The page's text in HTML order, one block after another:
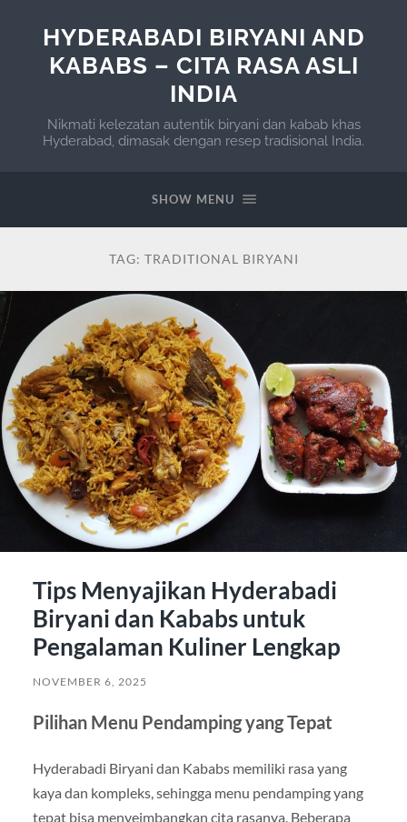
HYDERABADI BIRYANI AND
KABABS – CITA RASA ASLI
INDIA
Nikmati kelezatan autentik biryani dan kabab khas
Hyderabad, dimasak dengan resep tradisional India.
SHOW MENU
TAG: TRADITIONAL BIRYANI
Tips Menyajikan Hyderabadi
Biryani dan Kababs untuk
Pengalaman Kuliner Lengkap
NOVEMBER 6, 2025
Pilihan Menu Pendamping yang Tepat
Hyderabadi Biryani dan Kababs memiliki rasa yang
kaya dan kompleks, sehingga menu pendamping yang
tepat bisa menyeimbangkan cita rasanya. Beberapa